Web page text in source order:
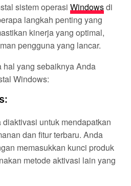
sistem operasiWindowsdi
langkah penting yang
kinerja yang optimal,
pengguna yang lancar.
yang sebaiknya Anda
Windows:
untuk mendapatkan
dan fitur terbaru. Anda
memasukkan kunci produk
metode aktivasi lain yang